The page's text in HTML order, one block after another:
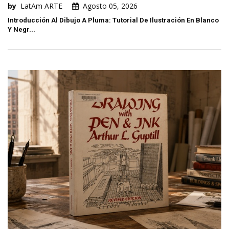
by LatAm ARTE Agosto 05, 2026
Introducción Al Dibujo A Pluma: Tutorial De Ilustración En Blanco
Y Negr...